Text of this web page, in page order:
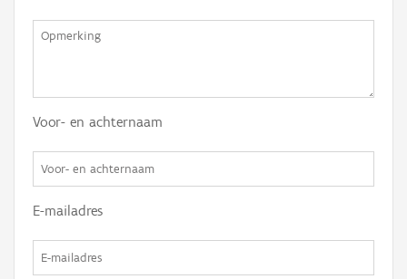
Voor- en achternaam
E-mailadres